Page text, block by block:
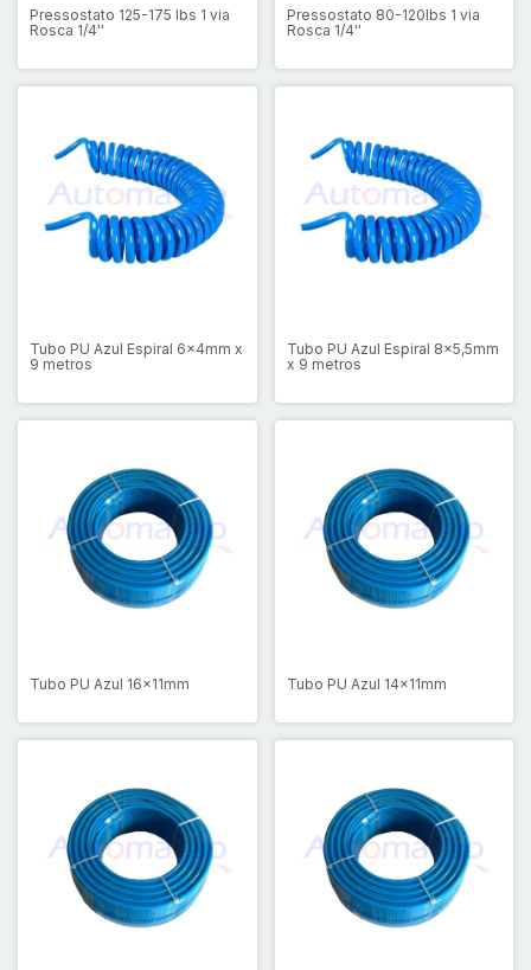
Pressostato 125-175 lbs 1 via
Rosca 1/4''
Pressostato 80-120lbs 1 via
Rosca 1/4''
Tubo PU Azul Espiral 6x4mm x
9 metros
Tubo PU Azul Espiral 8x5,5mm
x 9 metros
Tubo PU Azul 16x11mm Tubo PU Azul 14x11mm